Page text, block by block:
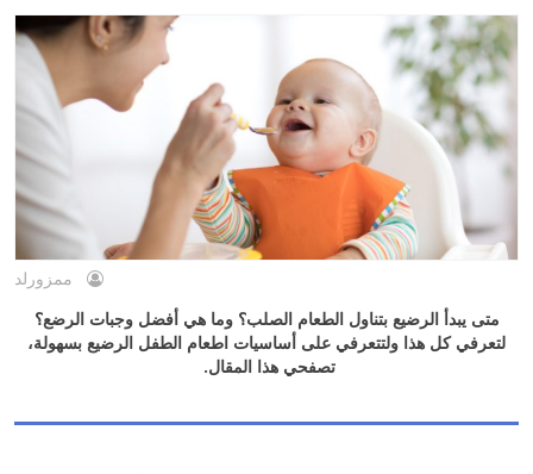
ممزورلد
متى يبدأ الرضيع بتناول الطعام الصلب؟ وما هي أفضل وجبات الرضع؟
لتعرفي كل هذا ولتتعرفي على أساسيات اطعام الطفل الرضيع بسهولة،
تصفحي هذا المقال.